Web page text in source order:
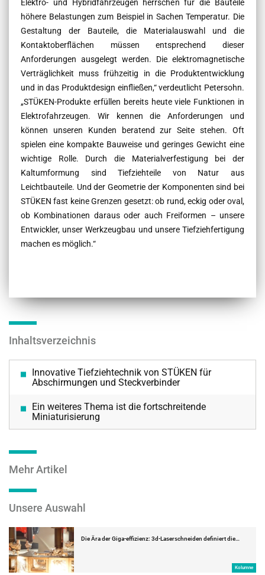
Elektro- und Hybridfahrzeugen herrschen für die Bauteile
höhere Belastungen zum Beispiel in Sachen Temperatur. Die
Gestaltung der Bauteile, die Materialauswahl und die
Kontaktoberflächen müssen entsprechend dieser
Anforderungen ausgelegt werden. Die elektromagnetische
Verträglichkeit muss frühzeitig in die Produktentwicklung
und in das Produktdesign einfließen,“ verdeutlicht Petersohn.
„STÜKEN-Produkte erfüllen bereits heute viele Funktionen in
Elektrofahrzeugen. Wir kennen die Anforderungen und
können unseren Kunden beratend zur Seite stehen. Oft
spielen eine kompakte Bauweise und geringes Gewicht eine
wichtige Rolle. Durch die Materialverfestigung bei der
Kaltumformung sind Tiefziehteile von Natur aus
Leichtbauteile. Und der Geometrie der Komponenten sind bei
STÜKEN fast keine Grenzen gesetzt: ob rund, eckig oder oval,
ob Kombinationen daraus oder auch Freiformen – unsere
Entwickler, unser Werkzeugbau und unsere Tiefziehfertigung
machen es möglich.“
Inhaltsverzeichnis
Innovative Tiefziehtechnik von STÜKEN für
Abschirmungen und Steckverbinder
Ein weiteres Thema ist die fortschreitende
Miniaturisierung
Mehr Artikel
Unsere Auswahl
Die Ära der Giga-effizienz: 3d-Laserschneiden definiert die…
Kolumne